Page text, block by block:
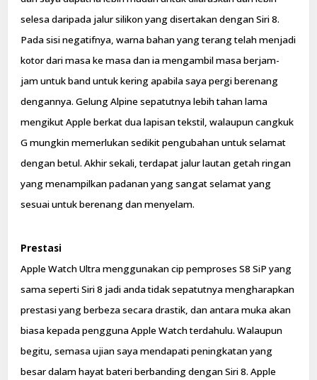
selesa daripada jalur silikon yang disertakan dengan Siri 8.
Pada sisi negatifnya, warna bahan yang terang telah menjadi
kotor dari masa ke masa dan ia mengambil masa berjam-
jam untuk band untuk kering apabila saya pergi berenang
dengannya. Gelung Alpine sepatutnya lebih tahan lama
mengikut Apple berkat dua lapisan tekstil, walaupun cangkuk
G mungkin memerlukan sedikit pengubahan untuk selamat
dengan betul. Akhir sekali, terdapat jalur lautan getah ringan
yang menampilkan padanan yang sangat selamat yang
sesuai untuk berenang dan menyelam.
Prestasi
Apple Watch Ultra menggunakan cip pemproses S8 SiP yang
sama seperti Siri 8 jadi anda tidak sepatutnya mengharapkan
prestasi yang berbeza secara drastik, dan antara muka akan
biasa kepada pengguna Apple Watch terdahulu. Walaupun
begitu, semasa ujian saya mendapati peningkatan yang
besar dalam hayat bateri berbanding dengan Siri 8. Apple